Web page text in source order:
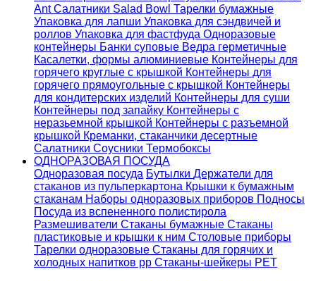
AntСалатники Salad Bowl Тарелки бумажные
Упаковка для лапши Упаковка для сэндвичей и
роллов Упаковка для фастфуда Одноразовые
контейнеры Банки суповые Ведра герметичные
Касалетки, формы алюминиевые Контейнеры для
горячего круглые с крышкой Контейнеры для
горячего прямоугольные с крышкой Контейнеры
для кондитерских изделий Контейнеры для суши
Контейнеры под запайку Контейнеры с
неразьемной крышкой Контейнеры с разъемной
крышкой Креманки, стаканчики десертные
Салатники Соусники Термобоксы
ОДНОРАЗОВАЯ ПОСУДА
Одноразовая посуда Бутылки Держатели для
стаканов из пульперкартона Крышки к бумажным
стаканам Наборы одноразовых приборов Подносы
Посуда из вспененного полистирола
Размешиватели Стаканы бумажные Стаканы
пластиковые и крышки к ним Столовые приборы
Тарелки одноразовые Стаканы для горячих и
холодных напитков pp Стаканы-шейкеры PET